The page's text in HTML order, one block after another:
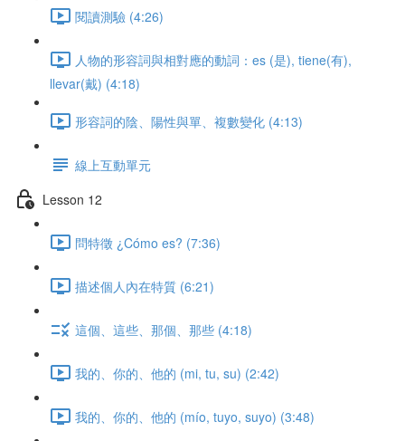
閱讀測驗 (4:26)
人物的形容詞與相對應的動詞：es (是), tiene(有),
llevar(戴) (4:18)
形容詞的陰、陽性與單、複數變化 (4:13)
線上互動單元
Lesson 12
問特徵 ¿Cómo es? (7:36)
描述個人內在特質 (6:21)
這個、這些、那個、那些 (4:18)
我的、你的、他的 (mi, tu, su) (2:42)
我的、你的、他的 (mío, tuyo, suyo) (3:48)